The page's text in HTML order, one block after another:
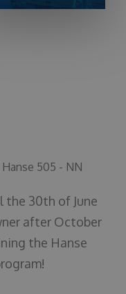
Hanse 505 - NN
the 30th of June
after October
the Hanse